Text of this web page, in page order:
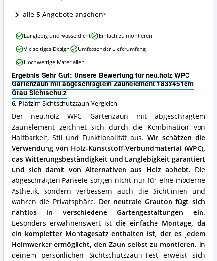
Sichtschutz
Angebote:
ist
dieser
Sichtschutzzaun
erhältlich?
alle 5 Angebote ansehen
Ergebnis Sehr Gut: Unsere Bewertung für neu.holz WPC
Gartenzaun mit abgeschrägtem Zaunelement 183x451cm
Grau Sichtschutz
6. Platzim Sichtschutzzaun-Vergleich
Der neu.holz WPC Gartenzaun mit abgeschrägtem
Zaunelement zeichnet sich durch die Kombination von
Haltbarkeit, Stil und Funktionalität aus.Wir schätzen die
Verwendung von Holz-Kunststoff-Verbundmaterial (WPC),
das Witterungsbeständigkeit und Langlebigkeit garantiert
und sich damit von Alternativen aus Holz abhebt. Die
abgeschrägten Paneele sorgen nicht nur für eine moderne
Ästhetik, sondern verbessern auch die Sichtlinien und
wahren die Privatsphäre. Der neutrale Grauton fügt sich
nahtlos in verschiedene Gartengestaltungen ein.
Besonders erwähnenswert istdie einfache Montage, da
ein kompletter Montagesatz enthalten ist, der es jedem
Heimwerker ermöglicht, den Zaun selbst zu montieren. In
deinem persönlichen Sichtschutzzaun-Test erweist sich
neu.holz
WPC
Gartenzaun
mit
abgeschrägtem
Zaunelement
183x451cm
Grau
Sichtschutz
Vorteile:
Was
spricht
für
diesen
Sichtschutzzaun?
Langlebig und wasserdicht
Einfach zu montieren
Vielseitiges Design
Umfassender Lieferumfang
Hochwertige Materialien